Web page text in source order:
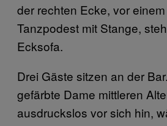
der rechten Ecke, vor
Tanzpodest mit Stange,
Ecksofa.
Drei Gäste sitzen an der
gefärbte Dame mittleren
ausdruckslos vor sich hin,